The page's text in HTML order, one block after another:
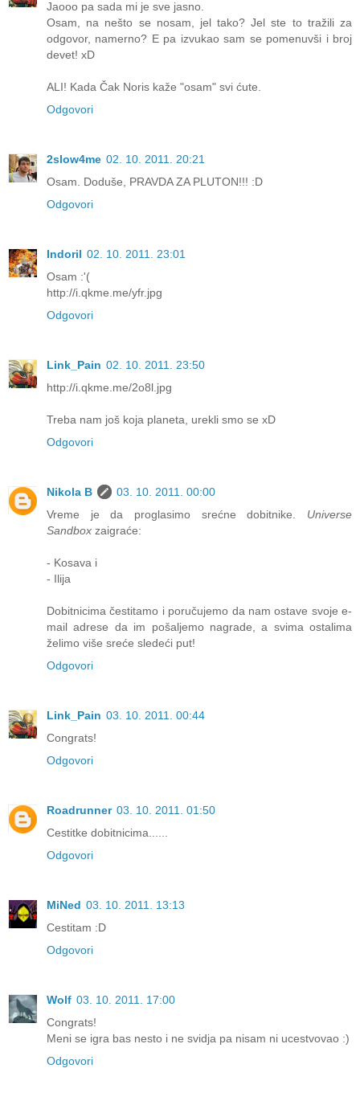
Jaooo pa sada mi je sve jasno.
Osam, na nešto se nosam, jel tako? Jel ste to tražili za
odgovor, namerno? E pa izvukao sam se pomenuvši i broj
devet! xD
ALI! Kada Čak Noris kaže "osam" svi ćute.
Odgovori
2slow4me 02. 10. 2011. 20:21
Osam. Doduše, PRAVDA ZA PLUTON!!! :D
Odgovori
Indoril 02. 10. 2011. 23:01
Osam :'(
http://i.qkme.me/yfr.jpg
Odgovori
Link_Pain 02. 10. 2011. 23:50
http://i.qkme.me/2o8l.jpg
Treba nam još koja planeta, urekli smo se xD
Odgovori
Nikola B
03. 10. 2011. 00:00
Vreme je da proglasimo srećne dobitnike. Universe
Sandbox zaigraće:
- Kosava i
- Ilija
Dobitnicima čestitamo i poručujemo da nam ostave svoje e-
mail adrese da im pošaljemo nagrade, a svima ostalima
želimo više sreće sledeći put!
Odgovori
Link_Pain 03. 10. 2011. 00:44
Congrats!
Odgovori
Roadrunner 03. 10. 2011. 01:50
Cestitke dobitnicima......
Odgovori
MiNed 03. 10. 2011. 13:13
Cestitam :D
Odgovori
Wolf 03. 10. 2011. 17:00
Congrats!
Meni se igra bas nesto i ne svidja pa nisam ni ucestvovao :)
Odgovori